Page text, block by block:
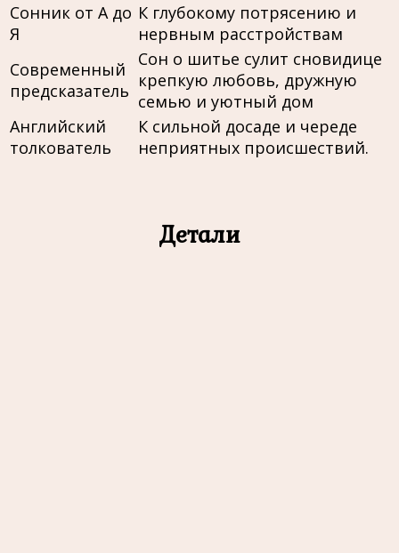
Сонник от А до
Я
К глубокому потрясению и
нервным расстройствам
Современный
предсказатель
Сон о шитье сулит сновидице
крепкую любовь, дружную
семью и уютный дом
Английский
толкователь
К сильной досаде и череде
неприятных происшествий.
Детали